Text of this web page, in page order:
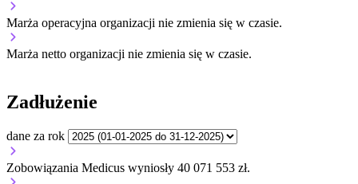
Marża operacyjna organizacji nie zmienia się w czasie.
Marża netto organizacji nie zmienia się w czasie.
Zadłużenie
dane za rok
Zobowiązania Medicus wyniosły 40 071 553 zł.